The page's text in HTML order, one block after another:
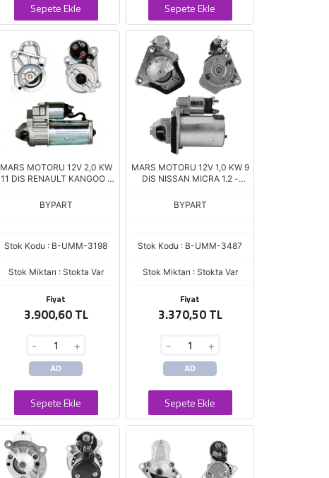
Sepete Ekle Sepete Ekle
MARS MOTORU 12V 2,0 KW
11 DIS RENAULT KANGOO -
(D7R35)
BYPART
Stok Kodu : B-UMM-3198
Stok Miktarı : Stokta Var
Fiyat
3.900,60 TL
- +
AD
Sepete Ekle
MARS MOTORU 12V 1,0 KW 9
DIS NISSAN MICRA 1.2 -
BYPART
Stok Kodu : B-UMM-3487
Stok Miktarı : Stokta Var
Fiyat
3.370,50 TL
- +
AD
Sepete Ekle